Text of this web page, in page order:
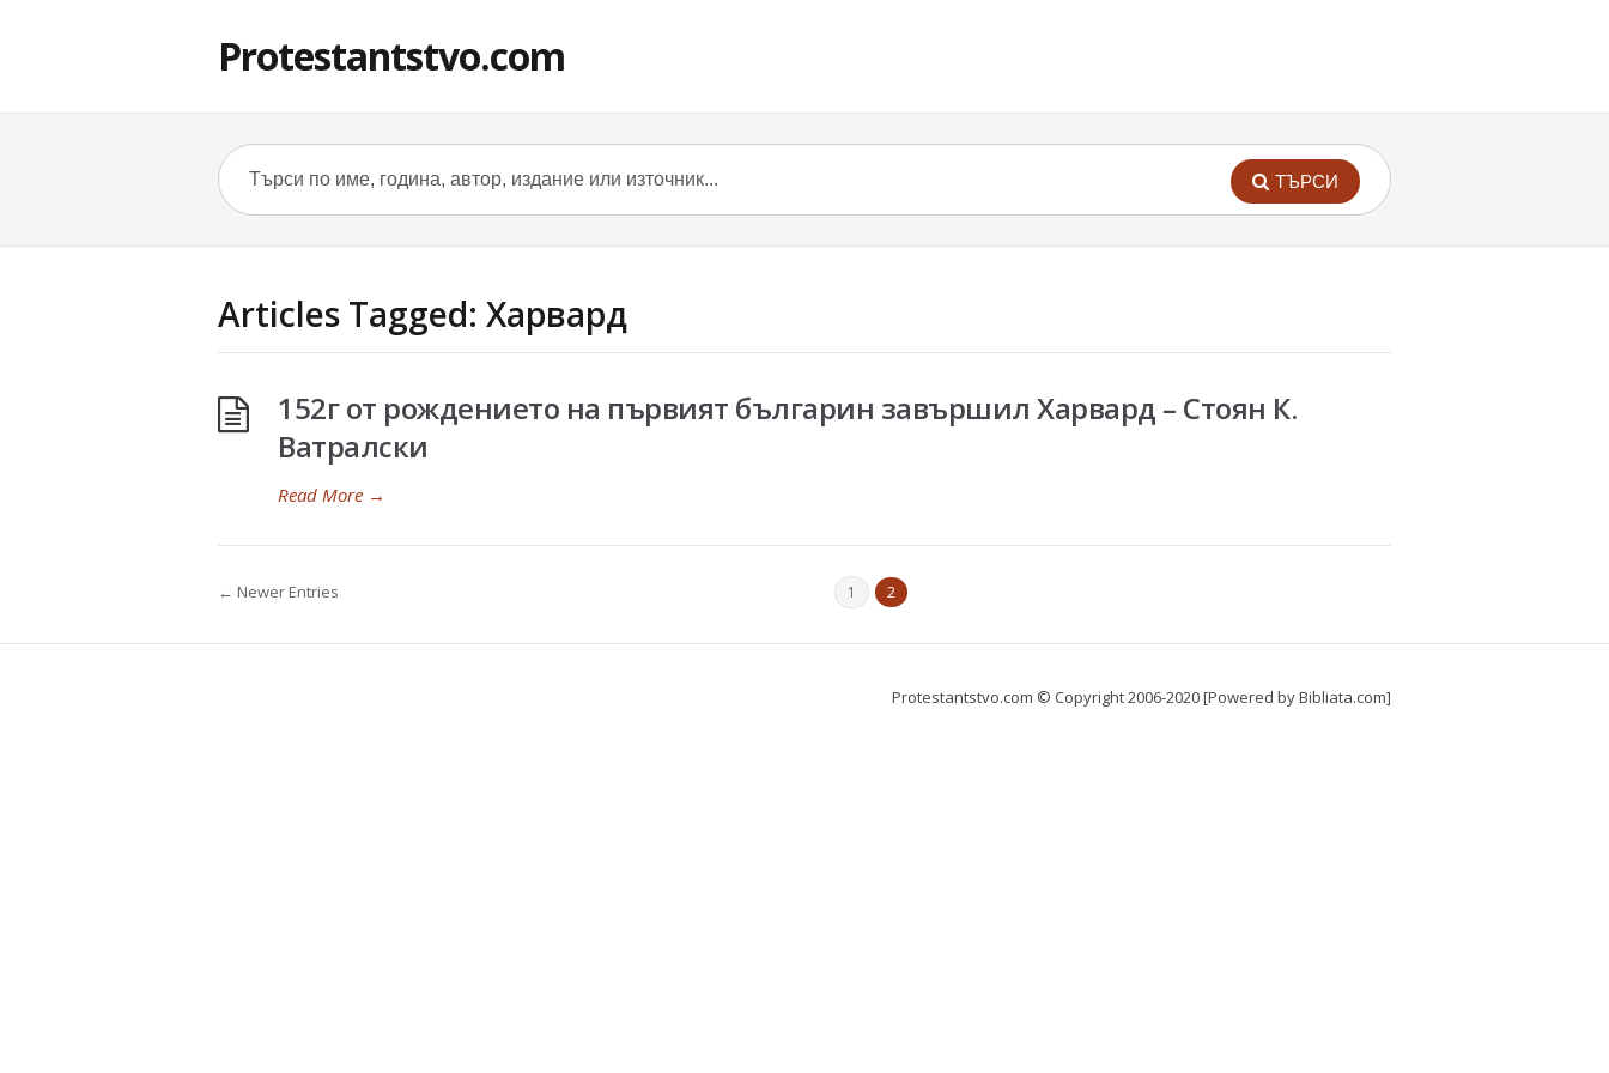
Protestantstvo.com
ТЪРСИ
Articles Tagged: Харвард
152г от рождението на първият българин завършил Харвард – Стоян К.
Ватралски
Read More →
← Newer Entries 1 2
Protestantstvo.com © Copyright 2006-2020 [Powered by Bibliata.com]